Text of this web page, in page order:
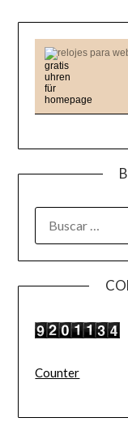
relojes para
Counter